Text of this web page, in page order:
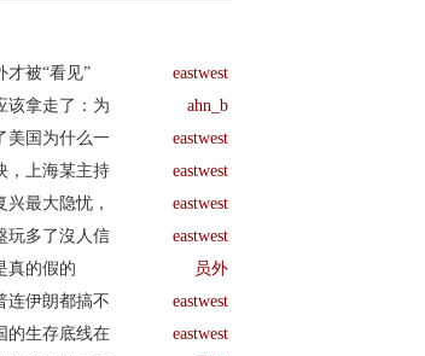
才被“看见” eastwest
该拿走了：为 ahn_b
美国为什么一 eastwest
，上海某主持 eastwest
最大隐忧， eastwest
玩多了沒人信 eastwest
真的假的 员外
连伊朗都搞不 eastwest
的生存底线在 eastwest